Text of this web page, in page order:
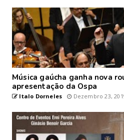
Música gaúcha ganha nova
apresentação da Ospa
Italo Dorneles Dezembro 23,